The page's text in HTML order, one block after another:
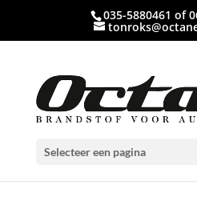
035-5880461 of
Selecteer een pagina